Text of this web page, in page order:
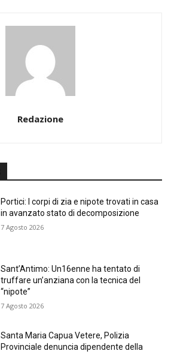
Redazione
Portici: I corpi di zia e nipote trovati in casa
in avanzato stato di decomposizione
7 Agosto 2026
Sant’Antimo: Un16enne ha tentato di
truffare un’anziana con la tecnica del
“nipote”
7 Agosto 2026
Santa Maria Capua Vetere, Polizia
Provinciale denuncia dipendente della